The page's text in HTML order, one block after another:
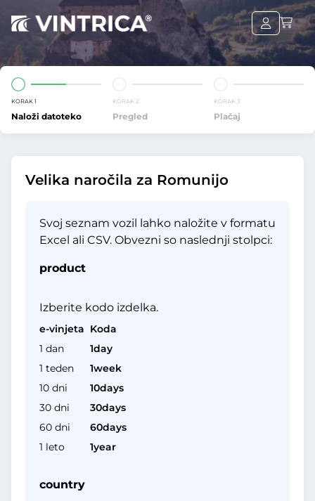
KORAK 1
Naloži datoteko
KORAK 2
Pregled
KORAK 3
Plačaj
Velika naročila za Romunijo
Svoj seznam vozil lahko naložite v formatu
Excel ali CSV. Obvezni so naslednji stolpci:
product
Izberite kodo izdelka.
e-vinjeta Koda
1 dan
1day
1 teden
1week
10 dni
10days
30 dni
30days
60 dni
60days
1 leto
1year
country